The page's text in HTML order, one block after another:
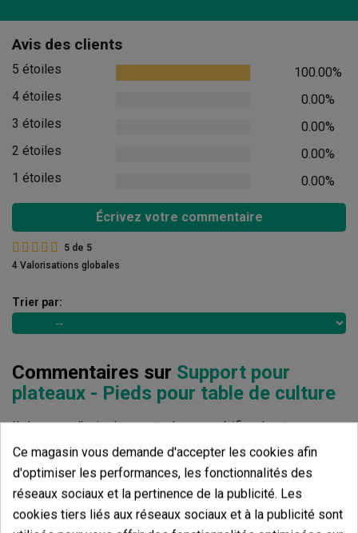
Avis des clients
5 étoiles
100.00%
4 étoiles
0.00%
3 étoiles
0.00%
2 étoiles
0.00%
1 étoiles
0.00%
Écrivez votre commentaire
5 de 5
4 Valorisations globales
Trier par:
Commentaires sur Support pour
plateaux - Pieds pour table de culture
Il n'y a pas d'avis dans votre langue, vérifiez-les tous en
cliquant sur « avis dans d'autres langues ».
Afficher les commentaires dans d’autres langues
Ce magasin vous demande d'accepter les cookies afin
d'optimiser les performances, les fonctionnalités des
réseaux sociaux et la pertinence de la publicité. Les
cookies tiers liés aux réseaux sociaux et à la publicité sont